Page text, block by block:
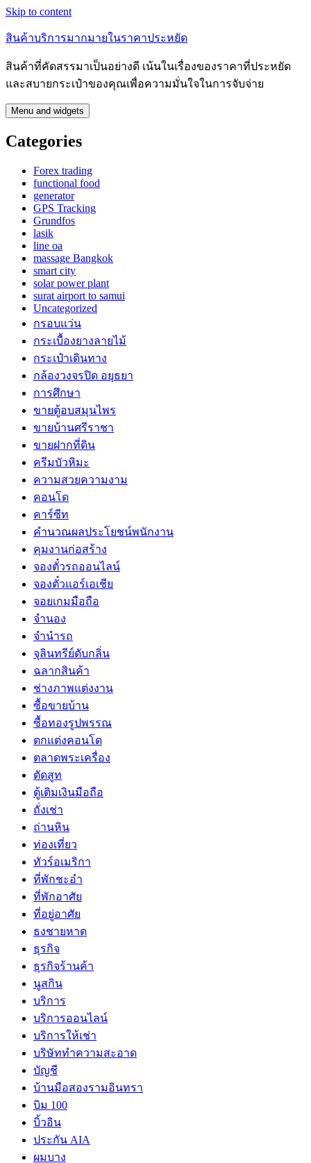
Skip to content
สินค้าบริการมากมายในราคาประหยัด
สินค้าที่คัดสรรมาเป็นอย่างดี เน้นในเรื่องของราคาที่ประหยัด
และสบายกระเป๋าของคุณเพื่อความมั่นใจในการจับจ่าย
Menu and widgets
Categories
Forex trading
functional food
generator
GPS Tracking
Grundfos
lasik
line oa
massage Bangkok
smart city
solar power plant
surat airport to samui
Uncategorized
กรอบแว่น
กระเบื้องยางลายไม้
กระเป๋าเดินทาง
กล้องวงจรปิด อยุธยา
การศึกษา
ขายตู้อบสมุนไพร
ขายบ้านศรีราชา
ขายฝากที่ดิน
ครีมบัวหิมะ
ความสวยความงาม
คอนโด
คาร์ซีท
คำนวณผลประโยชน์พนักงาน
คุมงานก่อสร้าง
จองตั๋วรถออนไลน์
จองตั๋วแอร์เอเชีย
จอยเกมมือถือ
จำนอง
จำนำรถ
จุลินทรีย์ดับกลิ่น
ฉลากสินค้า
ช่างภาพแต่งงาน
ซื้อขายบ้าน
ซื้อทองรูปพรรณ
ตกแต่งคอนโด
ตลาดพระเครื่อง
ตัดสูท
ตู้เติมเงินมือถือ
ถั่งเช่า
ถ่านหิน
ท่องเที่ยว
ทัวร์อเมริกา
ที่พักชะอำ
ที่พักอาศัย
ที่อยู่อาศัย
ธงชายหาด
ธุรกิจ
ธุรกิจร้านค้า
นูสกิน
บริการ
บริการออนไลน์
บริการให้เช่า
บริษัททำความสะอาด
บัญชี
บ้านมือสองรามอินทรา
บิม 100
บิ้วอิน
ประกัน AIA
ผมบาง